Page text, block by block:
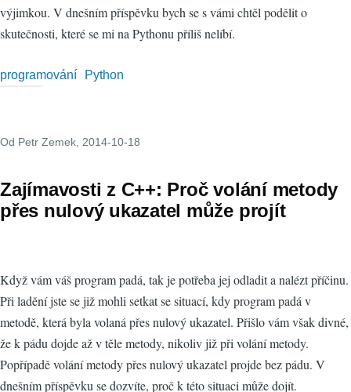
výjimkou. V dnešním příspěvku bych se s vámi chtěl podělit o
skutečnosti, které se mi na Pythonu příliš nelíbí.
programování Python
Od Petr Zemek , 2014-10-18
Zajímavosti z C++: Proč volání metody
přes nulový ukazatel může projít
Když vám váš program padá, tak je potřeba jej odladit a nalézt příčinu.
Při ladění jste se již mohli setkat se situací, kdy program padá v
metodě, která byla volaná přes nulový ukazatel. Přišlo vám však divné,
že k pádu dojde až v těle metody, nikoliv již při volání metody.
Popřípadě volání metody přes nulový ukazatel projde bez pádu. V
dnešním příspěvku se dozvíte, proč k této situaci může dojít.